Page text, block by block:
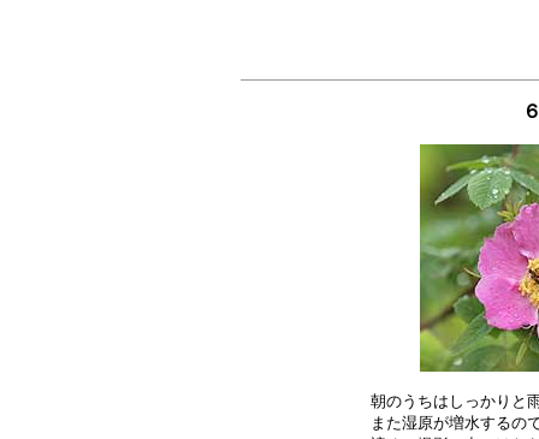
朝のうちはしっかりと
また湿原が増水するの